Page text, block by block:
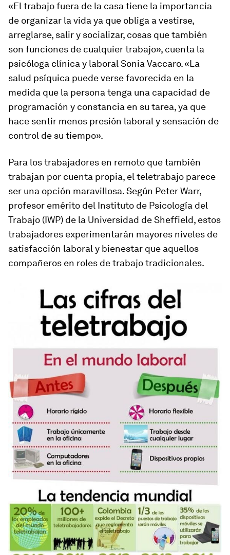
«El trabajo fuera de la casa tiene la importancia
de organizar la vida ya que obliga a vestirse,
arreglarse, salir y socializar, cosas que también
son funciones de cualquier trabajo», cuenta la
psicóloga clínica y laboral Sonia Vaccaro. «La
salud psíquica puede verse favorecida en la
medida que la persona tenga una capacidad de
programación y constancia en su tarea, ya que
hace sentir menos presión laboral y sensación de
control de su tiempo».
Para los trabajadores en remoto que también
trabajan por cuenta propia, el teletrabajo parece
ser una opción maravillosa. Según Peter Warr,
profesor emérito del Instituto de Psicología del
Trabajo (IWP) de la Universidad de Sheffield, estos
trabajadores experimentarán mayores niveles de
satisfacción laboral y bienestar que aquellos
compañeros en roles de trabajo tradicionales.